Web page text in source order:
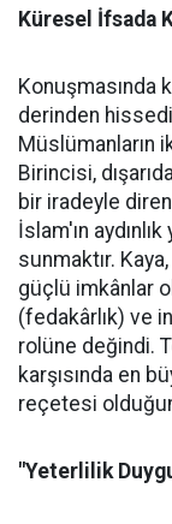
Küresel İfsada
Konuşmasında
derinden
Müslümanların
Birincisi,
bir iradeyle
İslam'ın
sunmaktır.
güçlü imkânlar
(fedakârlık) ve
rolüne değindi.
karşısında en
reçetesi
"Yeterlilik